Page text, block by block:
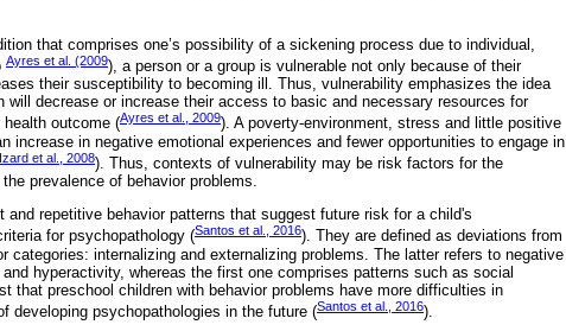
that comprises one’s possibility of a sickening process due to individual,
Ayres et al. (2009), a person or a group is vulnerable not only because of their
their susceptibility to becoming ill. Thus, vulnerability emphasizes the idea
will decrease or increase their access to basic and necessary resources for
outcome (Ayres et al., 2009). A poverty-environment, stress and little positive
increase in negative emotional experiences and fewer opportunities to engage in
Izard et al., 2008). Thus, contexts of vulnerability may be risk factors for the
prevalence of behavior problems.
and repetitive behavior patterns that suggest future risk for a child's
for psychopathology (Santos et al., 2016). They are defined as deviations from
categories: internalizing and externalizing problems. The latter refers to negative
hyperactivity, whereas the first one comprises patterns such as social
that preschool children with behavior problems have more difficulties in
developing psychopathologies in the future (Santos et al., 2016).